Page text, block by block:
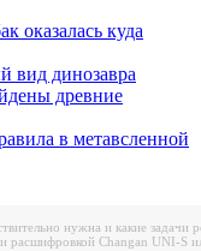
оказалась куда
вид динозавра
древние
в метавсленной
нужна и какие задачи
расшифровкой Changan UNI-S